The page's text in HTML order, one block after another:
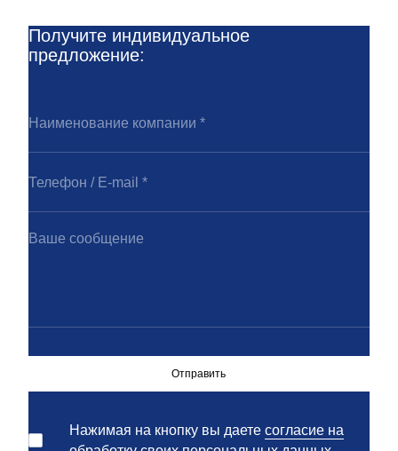
Получите индивидуальное
предложение:
Отправить
Нажимая на кнопку вы даете согласие на